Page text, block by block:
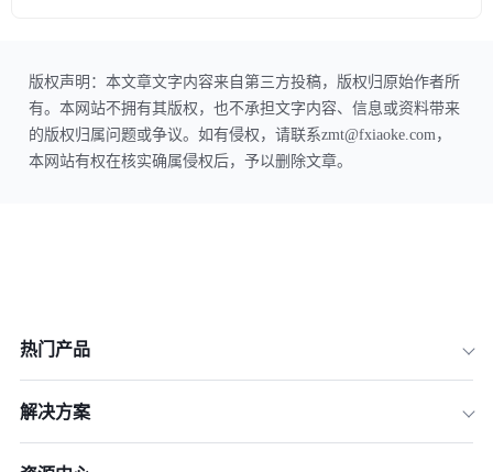
版权声明：本文章文字内容来自第三方投稿，版权归原始作者所
有。本网站不拥有其版权，也不承担文字内容、信息或资料带来
的版权归属问题或争议。如有侵权，请联系zmt@fxiaoke.com，
本网站有权在核实确属侵权后，予以删除文章。
热门产品
解决方案